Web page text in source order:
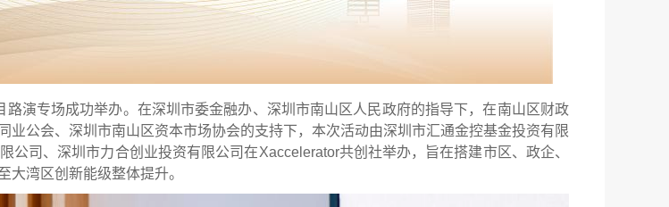
演专场成功举办。在深圳市委金融办、深圳市南山区人民政府的指导下，在南山区财政
公会、深圳市南山区资本市场协会的支持下，本次活动由深圳市汇通金控基金投资有限
司、深圳市力合创业投资有限公司在Xaccelerator共创社举办，旨在搭建市区、政企、
大湾区创新能级整体提升。